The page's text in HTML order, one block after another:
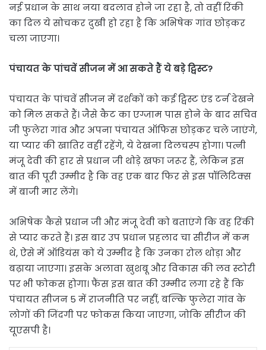
नई प्रधान के साथ नया बदलाव होने जा रहा है, तो वहीं रिंकी
का दिल ये सोचकर दुखी हो रहा है कि अभिषेक गांव छोड़कर
चला जाएगा।
पंचायत के पांचवें सीजन में आ सकते हैं ये बड़े ट्विस्ट?
पंचायत के पांचवें सीजन में दर्शकों को कई ट्विस्ट एंड टर्न देखने
को मिल सकते हैं। जैसे कैट का एग्जाम पास होने के बाद सचिव
जी फुलेरा गांव और अपना पंचायत ऑफिस छोड़कर चले जाएंगे,
या प्यार की खातिर वहीं रहेंगे, ये देखना दिलचस्प होगा। पत्नी
मंजू देवी की हार से प्रधान जी थोड़े खफा जरूर हैं, लेकिन इस
बात की पूरी उम्मीद है कि वह एक बार फिर से इस पॉलिटिक्स
में बाजी मार लेंगे।
अभिषेक कैसे प्रधान जी और मंजू देवी को बताएंगे कि वह रिंकी
से प्यार करते हैं। इस बार उप प्रधान प्रहलाद चा सीरीज में कम
थे, ऐसे में ऑडियंस को ये उम्मीद है कि उनका रोल थोड़ा और
बढ़ाया जाएगा। इसके अलावा खुशबू और विकास की लव स्टोरी
पर भी फोकस होगा। फैंस इस बात की उम्मीद लगा रहे हैं कि
पंचायत सीजन 5 में राजनीति पर नहीं, बल्कि फुलेरा गांव के
लोगों की जिंदगी पर फोकस किया जाएगा, जोकि सीरीज की
यूएसपी है।